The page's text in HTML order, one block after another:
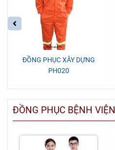
ĐỒNG PHỤC XÂY DỰNG
PH020
ĐỒNG PHỤC BỆNH VIỆN